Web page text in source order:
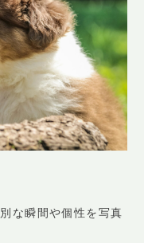
な瞬間や個性を写真